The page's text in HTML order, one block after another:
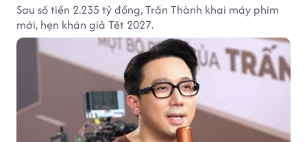
Sau số tiền 2.235 tỷ đồng, Trấn Thành khai máy phim
mới, hẹn khán giả Tết 2027.